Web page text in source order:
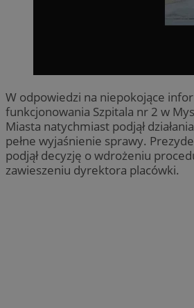
W odpowiedzi na niepokojące
funkcjonowania Szpitala nr 2 w
Miasta natychmiast podjął
pełne wyjaśnienie sprawy.
podjął decyzję o wdrożeniu
zawieszeniu dyrektora placówki.